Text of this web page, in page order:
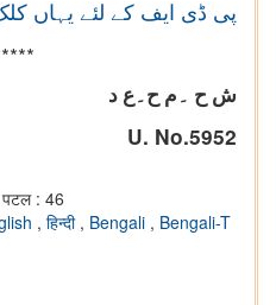
پی ڈی ایف کے لئے یہاں
ش ح ۔م ح۔ع د
U. No.5952
: 46
, हिन्दी , Bengali , Bengali-T